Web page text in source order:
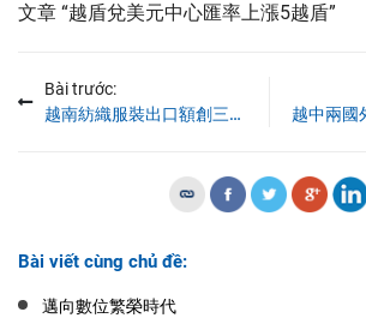
文章 “越盾兌美元中心匯率上漲5越盾”
Bài trước:
越南紡織服裝出口額創三年來最大增幅
越中兩國
Bài viết cùng chủ đề:
邁向數位繁榮時代